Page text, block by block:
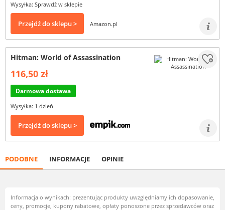
Wysyłka: Sprawdź w sklepie
Przejdź do sklepu > Amazon.pl
Hitman: World of Assassination
116,50 zł
Darmowa dostawa
Wysyłka: 1 dzień
Przejdź do sklepu >
PODOBNE INFORMACJE OPINIE
Informacja o wynikach: prezentując produkty uwzględniamy ich dopasowanie,
ceny, promocje, kupony rabatowe, opłaty ponoszone przez sprzedawców oraz